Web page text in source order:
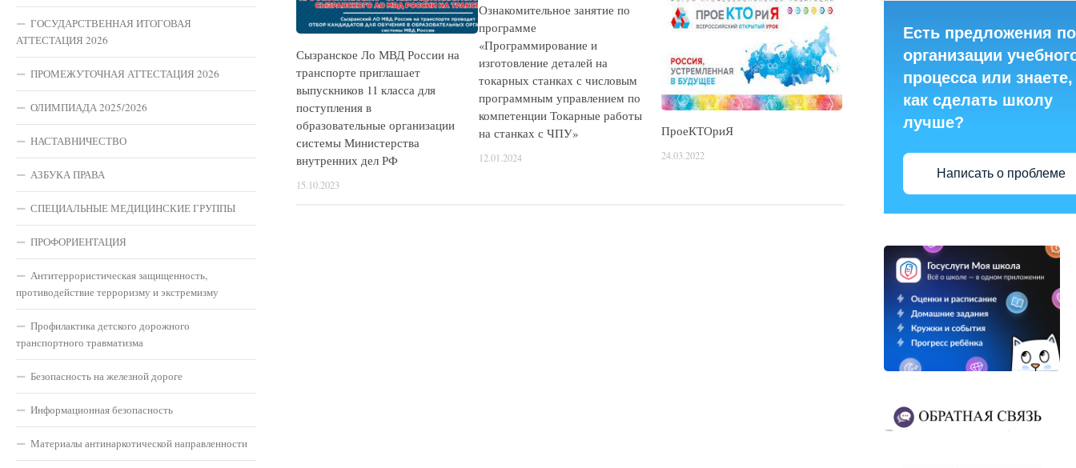
Сызранское Ло МВД России на
транспорте приглашает
выпускников 11 класса для
поступления в
образовательные организации
системы Министерства
внутренних дел РФ
15.10.2023
Ознакомительное занятие по
программе
«Программирование и
изготовление деталей на
токарных станках с числовым
программным управлением по
компетенции Токарные работы
на станках с ЧПУ»
12.01.2024
ПроеКТОриЯ
24.03.2022
ГОСУДАРСТВЕННАЯ ИТОГОВАЯ
АТТЕСТАЦИЯ 2026
ПРОМЕЖУТОЧНАЯ АТТЕСТАЦИЯ 2026
ОЛИМПИАДА 2025/2026
НАСТАВНИЧЕСТВО
АЗБУКА ПРАВА
СПЕЦИАЛЬНЫЕ МЕДИЦИНСКИЕ ГРУППЫ
ПРОФОРИЕНТАЦИЯ
Антитеррористическая защищенность,
противодействие терроризму и экстремизму
Профилактика детского дорожного
транспортного травматизма
Безопасность на железной дороге
Информационная безопасность
Материалы антинаркотической направленности
Есть предложения по
организации
процесса или знаете,
как сделать школу
лучше?
Написать о проблеме